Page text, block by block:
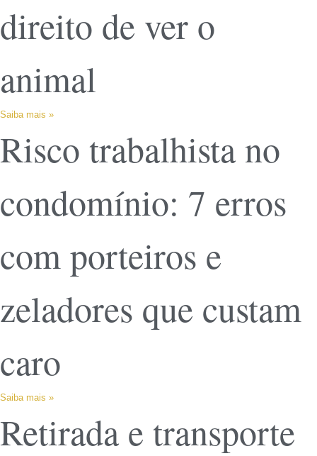
direito de ver o
animal
Saiba mais »
Risco trabalhista no
condomínio: 7 erros
com porteiros e
zeladores que custam
caro
Saiba mais »
Retirada e transporte